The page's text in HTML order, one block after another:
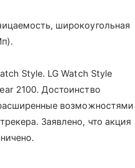
широкоугольная
Style. LG Watch Style
2100. Достоинство
возможностями
Заявлено, что акция